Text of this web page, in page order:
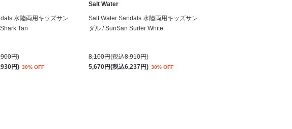
水陸両用キッズサン
Tan
円)
円) 30% OFF
Salt Water
Salt Water Sandals 水陸両用キッズサン
ダル / SunSan Surfer White
8,100円(税込8,910円)
5,670円(税込6,237円) 30% OFF